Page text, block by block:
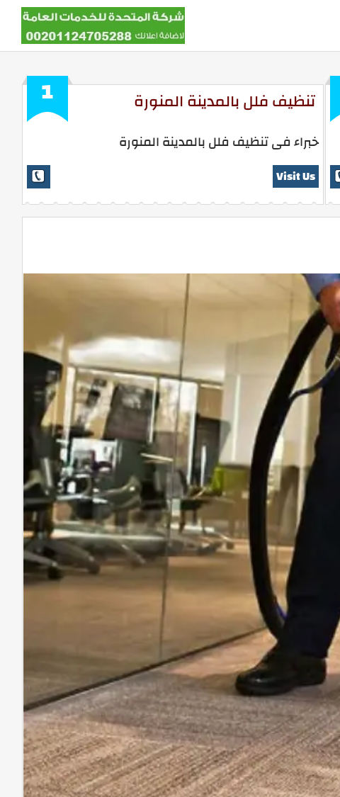
1 تنظيف فلل بالمدينة المنورة
خبراء فى تنظيف فلل بالمدينة المنورة
Visit Us